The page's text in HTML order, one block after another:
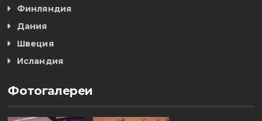
Финляндия
Дания
Швеция
Исландия
Фотогалереи